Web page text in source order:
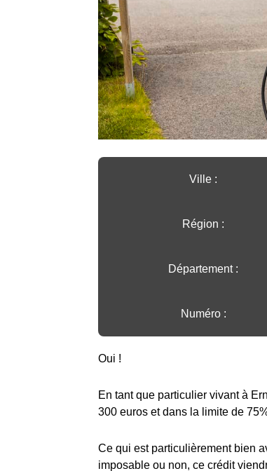
Ville :️
Région :️
Département :
Numéro :
Oui !
En tant que particulier vivant à
300 euros et dans la limite de
Ce qui est particulièrement bien
imposable ou non, ce crédit